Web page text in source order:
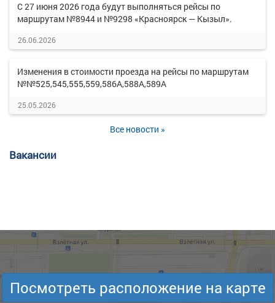
С 27 июня 2026 года будут выполняться рейсы по
маршрутам №8944 и №9298 «Красноярск — Кызыл».
26.06.2026
Изменения в стоимости проезда на рейсы по маршрутам
№№525,545,555,559,586А,588А,589А
25.05.2026
Все новости »
Вакансии
Посмотреть расположение на карте